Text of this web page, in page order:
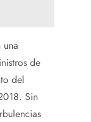
de
del
Sin